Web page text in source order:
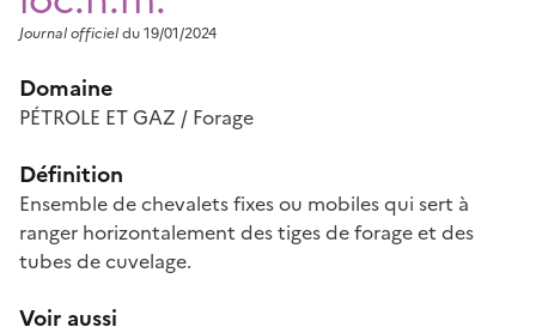
Journal officieldu 19/01/2024
Domaine
PÉTROLE ET GAZ / Forage
Définition
Ensemble de chevalets fixes ou mobiles qui sert à
ranger horizontalement des tiges de forage et des
tubes de cuvelage.
Voir aussi